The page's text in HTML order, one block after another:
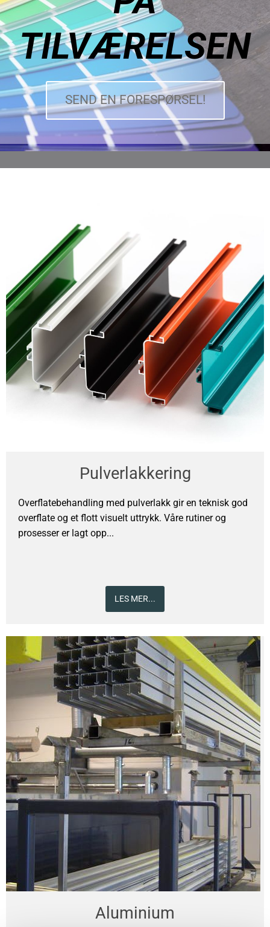
TILVÆRELSEN
SEND EN FORESPØRSEL!
Pulverlakkering
Overflatebehandling med pulverlakk gir en teknisk god
overflate og et flott visuelt uttrykk. Våre rutiner og
prosesser er lagt opp...
LES MER...
Aluminium